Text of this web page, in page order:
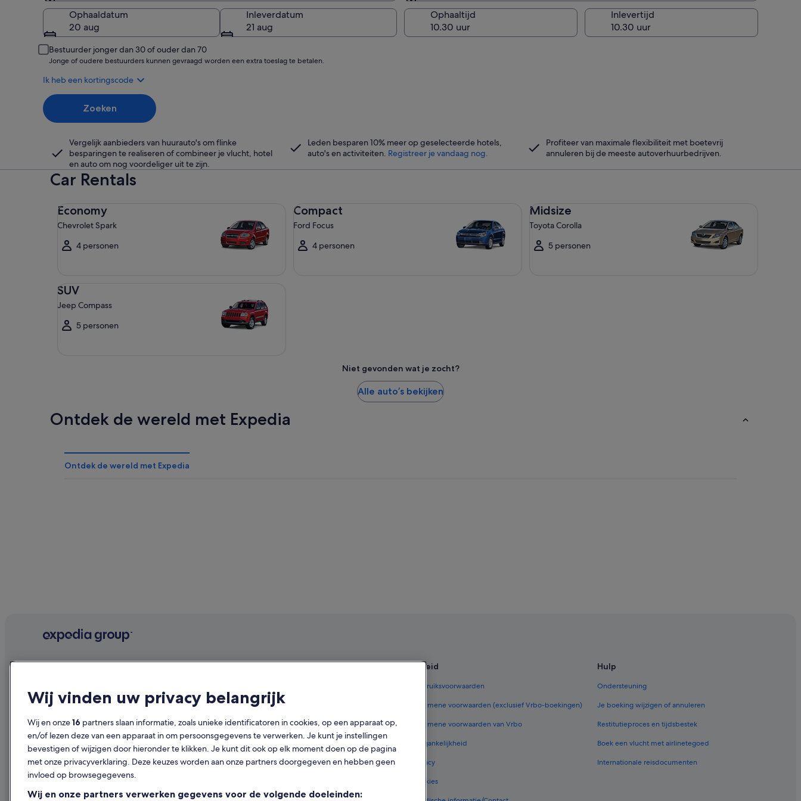
Ophalen Zelfde als ophaallocatie
Ophaaldatum
20 aug
Inleverdatum
21 aug
Ophaaltijd Inlevertijd
Bestuurder jonger dan 30 of ouder dan 70
Jonge of oudere bestuurders kunnen gevraagd worden een extra toeslag te betalen.
Ik heb een kortingscode
Zoeken
Vergelijk aanbieders van huurauto's om flinke
besparingen te realiseren of combineer je vlucht, hotel
en auto om nog voordeliger uit te zijn.
Leden besparen 10% meer op geselecteerde hotels,
auto's en activiteiten. Registreer je vandaag nog.
Profiteer van maximale flexibiliteit met boetevrij
annuleren bij de meeste autoverhuurbedrijven.
Car Rentals
Economy
Chevrolet Spark
4 personen
Compact
Ford Focus
4 personen
Midsize
Toyota Corolla
5 personen
SUV
Jeep Compass
5 personen
Niet gevonden wat je zocht?
Alle auto’s bekijken
Ontdek de wereld met Expedia
Ontdek de wereld met Expedia
Vacatures
Je accommodatie adverteren
Persruimte
Adverteren
Hotels in België
Vakantiehuisjes in België
Citytrips naar België
Vluchten naar België
Beleid
Gebruiksvoorwaarden
Algemene voorwaarden (exclusief Vrbo-boekingen)
Algemene voorwaarden van Vrbo
Toegankelijkheid
Privacy
Cookies
Hulp
Ondersteuning
Je boeking wijzigen of annuleren
Restitutieproces en tijdsbestek
Boek een vlucht met airlinetegoed
Internationale reisdocumenten
Wij vinden uw privacy belangrijk
Wij en onze16 partners slaan informatie, zoals unieke identificatoren in cookies, op een apparaat op,
en/of lezen deze van een apparaat in om persoonsgegevens te verwerken. Je kunt je instellingen
bevestigen of wijzigen door hieronder te klikken. Je kunt dit ook op elk moment doen op de pagina
met onze privacyverklaring. Deze keuzes worden aan onze partners doorgegeven en hebben geen
invloed op browsegegevens.
Wij en onze partners verwerken gegevens voor de volgende doeleinden: